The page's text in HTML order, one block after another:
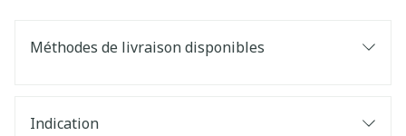
Méthodes de livraison disponibles
Indication